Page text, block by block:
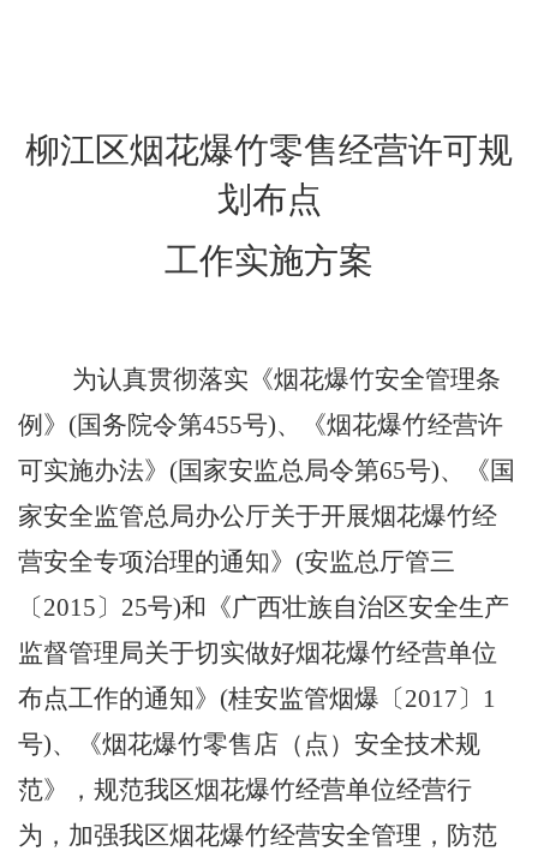
柳江区烟花爆竹零售经营许可规
划布点
工作实施方案
为认真贯彻落实《烟花爆竹安全管理条
例》 (国务院令第455号)、《烟花爆竹经营许
可实施办法》(国家安监总局令第65号)、《国
家安全监管总局办公厅关于开展烟花爆竹经
营安全专项治理的通知》(安监总厅管三
〔2015〕25号)和《广西壮族自治区安全生产
监督管理局关于切实做好烟花爆竹经营单位
布点工作的通知》(桂安监管烟爆〔2017〕1
号)、
《烟花爆竹零售店（点）安全技术规
范》 ， 规范我区烟花爆竹经营单位经营行
为，加强我区烟花爆竹经营安全管理，防范